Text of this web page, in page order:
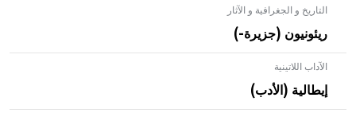
التاريخ و الجغرافية و الآثار
ريئونيون (جزيرة-)
الآداب اللاتينية
إيطالية (الأدب)